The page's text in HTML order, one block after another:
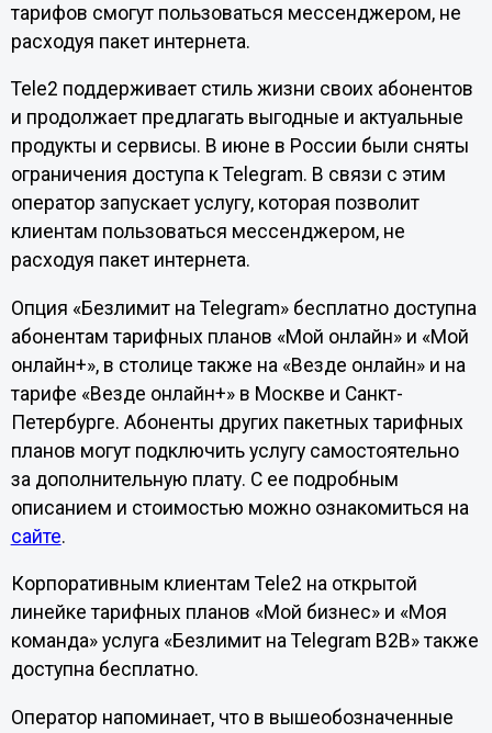
тарифов смогут пользоваться мессенджером, не
расходуя пакет интернета.
Tele2 поддерживает стиль жизни своих абонентов
и продолжает предлагать выгодные и актуальные
продукты и сервисы. В июне в России были сняты
ограничения доступа к Telegram. В связи с этим
оператор запускает услугу, которая позволит
клиентам пользоваться мессенджером, не
расходуя пакет интернета.
Опция «Безлимит на Telegram» бесплатно доступна
абонентам тарифных планов «Мой онлайн» и «Мой
онлайн+», в столице также на «Везде онлайн» и на
тарифе «Везде онлайн+» в Москве и Санкт-
Петербурге. Абоненты других пакетных тарифных
планов могут подключить услугу самостоятельно
за дополнительную плату. С ее подробным
описанием и стоимостью можно ознакомиться на
сайте.
Корпоративным клиентам Tele2 на открытой
линейке тарифных планов «Мой бизнес» и «Моя
команда» услуга «Безлимит на Telegram B2B» также
доступна бесплатно.
Оператор напоминает, что в вышеобозначенные